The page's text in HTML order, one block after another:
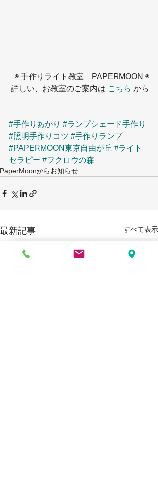
◉ 手作りライト教室　PAPERMOON ◉
詳しい、お教室のご案内は こちら から
#手作りあかり #ランプシェード手作り
#照明手作りコツ #手作りランプ
#PAPERMOON東京自由が丘 #ライト
セラピー #フクロウの森
PaperMoonからお知らせ
最新記事 すべて表示